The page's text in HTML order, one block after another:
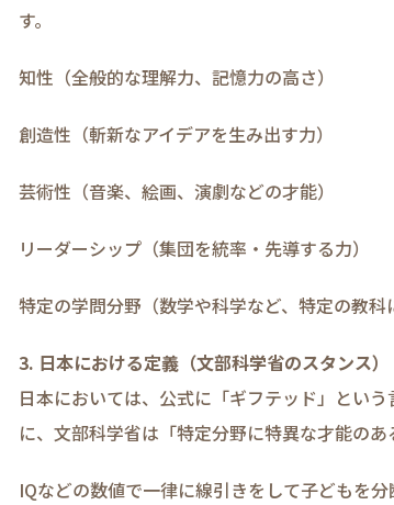
す。
知性（全般的な理解力、記憶力の高さ）
創造性（斬新なアイデアを生み出す力）
芸術性（音楽、絵画、演劇などの才能）
リーダーシップ（集団を統率・先導する力）
特定の学問分野（数学や科学など、特定の教科
3. 日本における定義（文部科学省のスタンス）
日本においては、公式に「ギフテッド」とい
に、文部科学省は「特定分野に特異な才能のあ
IQなどの数値で一律に線引きをして子どもを分